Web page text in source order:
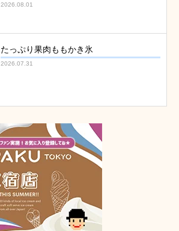
2026.08.01
たっぷり果肉ももかき氷
2026.07.31